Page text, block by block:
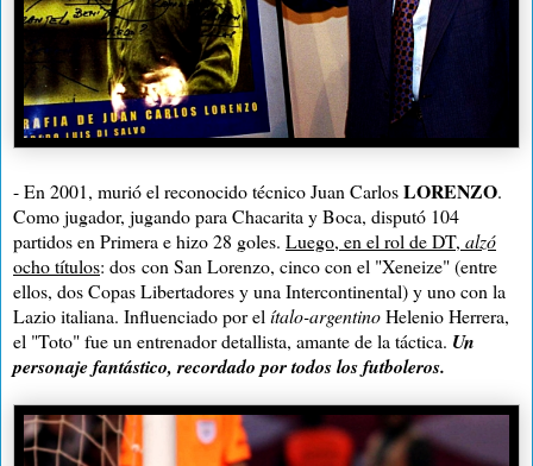
- En 2001, murió el reconocido técnico Juan CarlosLORENZO.
Como jugador, jugando para Chacarita y Boca, disputó 104
partidos en Primera e hizo 28 goles. Luego, en el rol de DT, alzó
ocho títulos: dos con San Lorenzo, cinco con el "Xeneize" (entre
ellos, dos Copas Libertadores y una Intercontinental) y uno con la
Lazio italiana. Influenciado por elítalo-argentinoHelenio Herrera,
el "Toto" fue un entrenador detallista, amante de la táctica. Un
personaje fantástico, recordado por todos los futboleros.